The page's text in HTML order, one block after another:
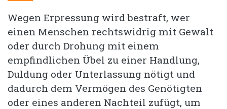
Wegen Erpressung wird bestraft, wer
einen Menschen rechtswidrig mit Gewalt
oder durch Drohung mit einem
empfindlichen Übel zu einer Handlung,
Duldung oder Unterlassung nötigt und
dadurch dem Vermögen des Genötigten
oder eines anderen Nachteil zufügt, um